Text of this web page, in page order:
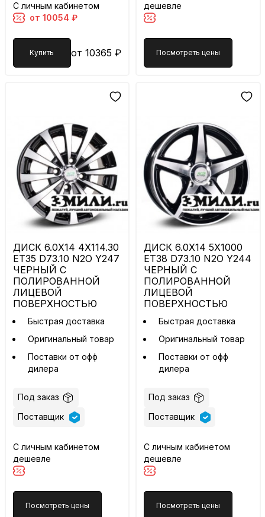
С личным кабинетом
от 10054 ₽
Купить от 10365 ₽
дешевле
Посмотреть цены
ДИСК 6.0X14 4X114.30
ET35 D73.10 N2O Y247
ЧЕРНЫЙ С
ПОЛИРОВАННОЙ
ЛИЦЕВОЙ
ПОВЕРХНОСТЬЮ
Быстрая доставка
Оригинальный товар
Поставки от офф
дилера
Под заказ
Поставщик
С личным кабинетом
дешевле
Посмотреть цены
ДИСК 6.0X14 5X1000
ET38 D73.10 N2O Y244
ЧЕРНЫЙ С
ПОЛИРОВАННОЙ
ЛИЦЕВОЙ
ПОВЕРХНОСТЬЮ
Быстрая доставка
Оригинальный товар
Поставки от офф
дилера
Под заказ
Поставщик
С личным кабинетом
дешевле
Посмотреть цены